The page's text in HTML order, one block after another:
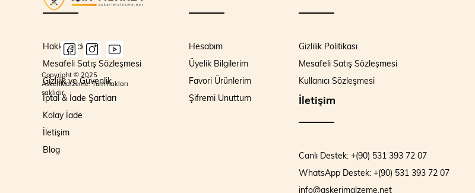
Hakkımızda
Mesafeli Satış Sözleşmesi
Gizlilik ve Güvenlik
İptal & İade Şartları
Kolay İade
İletişim
Blog
Hesabım
Üyelik Bilgilerim
Favori Ürünlerim
Şifremi Unuttum
Gizlilik Politikası
Mesafeli Satış Sözleşmesi
Kullanıcı Sözleşmesi
İletişim
Canlı Destek: +(90) 531 393 72 07
WhatsApp Destek: +(90) 531 393 72 07
info@askerimalzeme.net
Copyright © 2025
AskeriMalzeme. Tüm hakları
saklıdır.